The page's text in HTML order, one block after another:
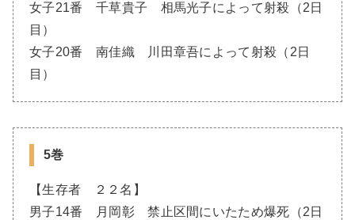
女子21番 千草貴子 相馬光子によって射殺（2日
目）
女子20番 南佳織 川田章吾によって射殺（2日
目）
5巻
【生存者 ２２名】
男子14番 月岡彰 禁止区間にいたため爆死（2日